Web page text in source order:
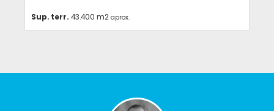
Sup. terr. 43.400 m2 aprox.